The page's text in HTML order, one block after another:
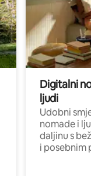
Digitalni
ljudi
Udobni
nomade i ljude
daljinu s
i posebnim